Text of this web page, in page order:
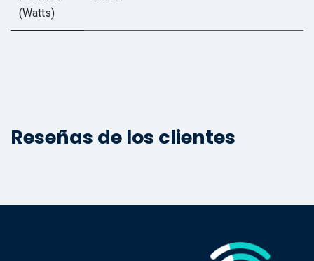
(Watts)
Reseñas de los clientes